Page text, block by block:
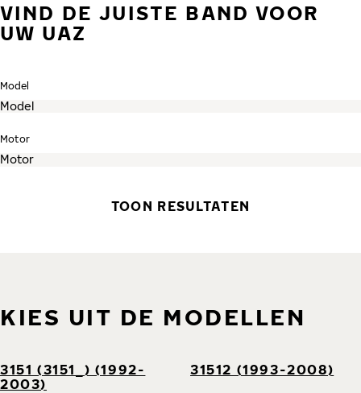
VIND DE JUISTE BAND VOOR
UW UAZ
Model
Motor
TOON RESULTATEN
KIES UIT DE MODELLEN
3151 (3151_) (1992-
2003)
31512 (1993-2008)